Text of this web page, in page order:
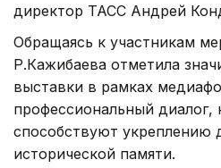
директор ТАСС Андрей
Обращаясь к участникам
Р.Кажибаева отметила
выставки в рамках
профессиональный диалог,
способствуют укреплению
исторической памяти.